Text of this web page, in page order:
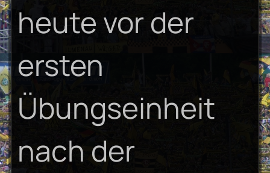
heute vor der
ersten
Übungseinheit
nach der